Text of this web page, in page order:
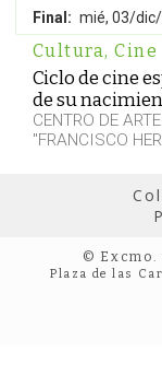
Final: mié, 03/
Cultura, Cine
Ciclo de cine
de su
CENTRO DE
"FRANCISCO
© Excmo.
Plaza de las